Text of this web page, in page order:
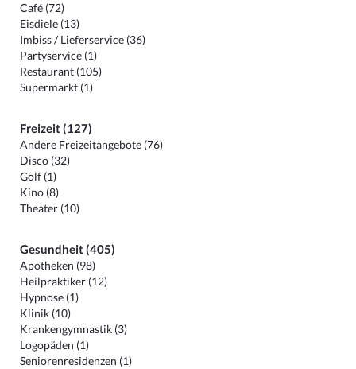
Café (72)
Eisdiele (13)
Imbiss / Lieferservice (36)
Partyservice (1)
Restaurant (105)
Supermarkt (1)
Freizeit (127)
Andere Freizeitangebote (76)
Disco (32)
Golf (1)
Kino (8)
Theater (10)
Gesundheit (405)
Apotheken (98)
Heilpraktiker (12)
Hypnose (1)
Klinik (10)
Krankengymnastik (3)
Logopäden (1)
Seniorenresidenzen (1)